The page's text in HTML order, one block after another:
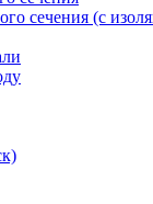
сечения (с